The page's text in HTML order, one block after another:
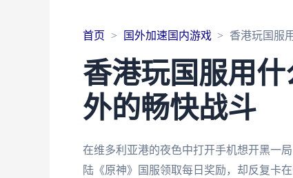
首页 国外加速国内游戏 香港玩国服
香港玩国服用
外的畅快战斗
在维多利亚港的夜色中打开手机想开黑一
陆《原神》国服领取每日奖励，却反复卡